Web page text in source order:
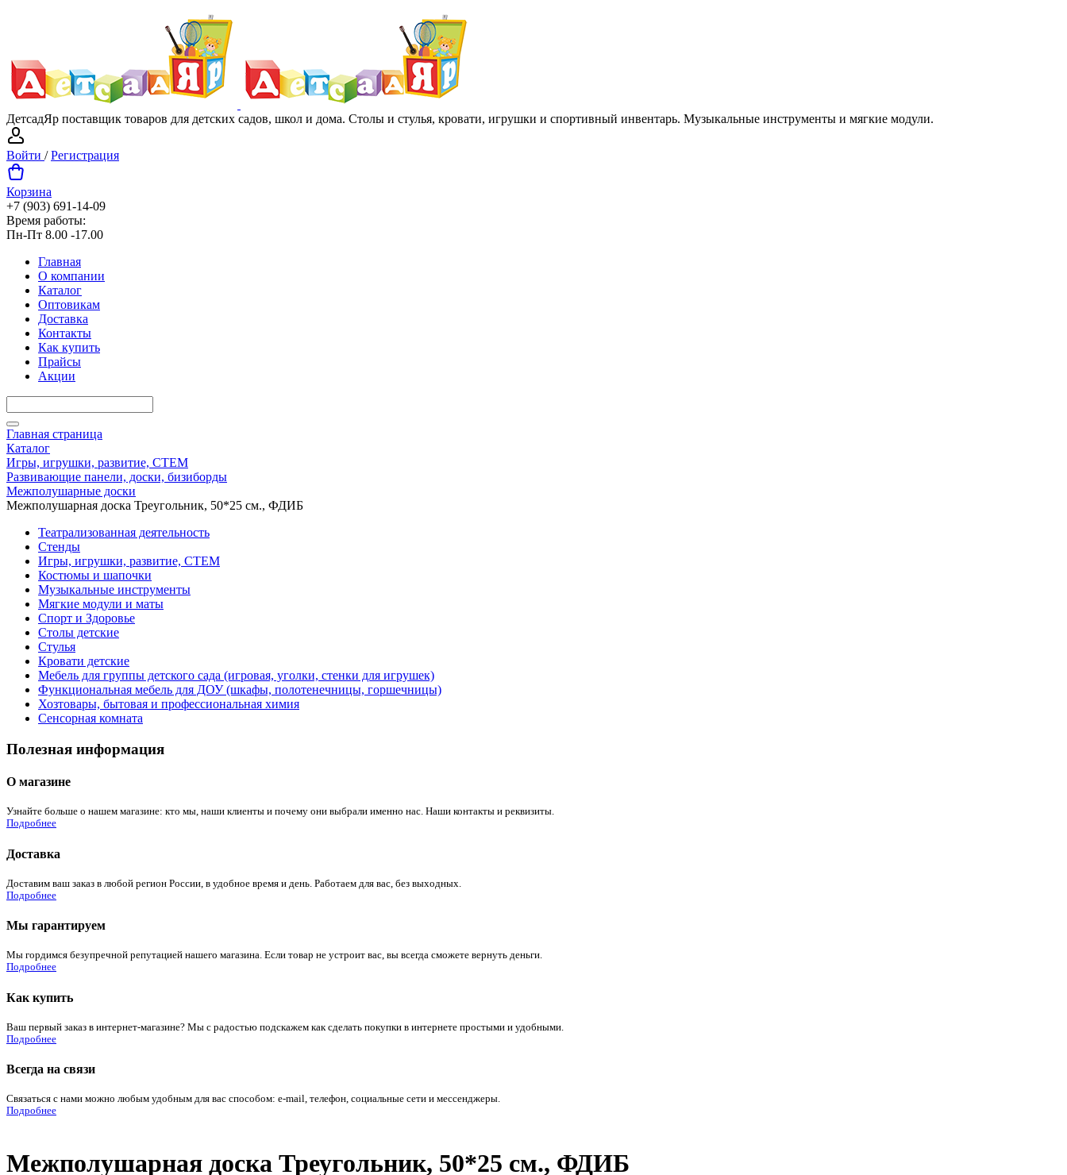
ДетсадЯр поставщик товаров для детских садов, школ и дома. Столы и стулья, кровати, игрушки и спортивный инвентарь. Музыкальные инструменты и мягкие модули.
Войти /Регистрация
Корзина
+7 (903) 691-14-09
Время работы:
Пн-Пт 8.00 -17.00
Главная
О компании
Каталог
Оптовикам
Доставка
Контакты
Как купить
Прайсы
Акции
Главная страница
Каталог
Игры, игрушки, развитие, СТЕМ
Развивающие панели, доски, бизиборды
Межполушарные доски
Межполушарная доска Треугольник, 50*25 см., ФДИБ
Театрализованная деятельность
Стенды
Игры, игрушки, развитие, СТЕМ
Костюмы и шапочки
Музыкальные инструменты
Мягкие модули и маты
Спорт и Здоровье
Столы детские
Стулья
Кровати детские
Мебель для группы детского сада (игровая, уголки, стенки для игрушек)
Функциональная мебель для ДОУ (шкафы, полотенечницы, горшечницы)
Хозтовары, бытовая и профессиональная химия
Сенсорная комната
Полезная информация
О магазине
Узнайте больше о нашем магазине: кто мы, наши клиенты и почему они выбрали именно нас. Наши контакты и реквизиты.
Подробнее
Доставка
Доставим ваш заказ в любой регион России, в удобное время и день. Работаем для вас, без выходных.
Подробнее
Мы гарантируем
Мы гордимся безупречной репутацией нашего магазина. Если товар не устроит вас, вы всегда сможете вернуть деньги.
Подробнее
Как купить
Ваш первый заказ в интернет-магазине? Мы с радостью подскажем как сделать покупки в интернете простыми и удобными.
Подробнее
Всегда на связи
Связаться с нами можно любым удобным для вас способом: e-mail, телефон, социальные сети и мессенджеры.
Подробнее
Межполушарная доска Треугольник, 50*25 см., ФДИБ